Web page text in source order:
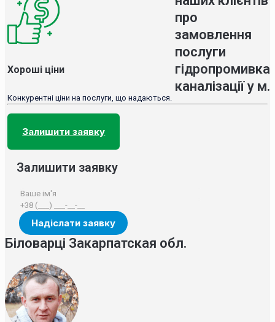
Хороші ціни
Конкурентні ціни на послуги, що надаються.
Залишити заявку
Залишити заявку
про
замовлення
послуги
гідропромивка
каналізації у м.
Біловарці Закарпатская обл.